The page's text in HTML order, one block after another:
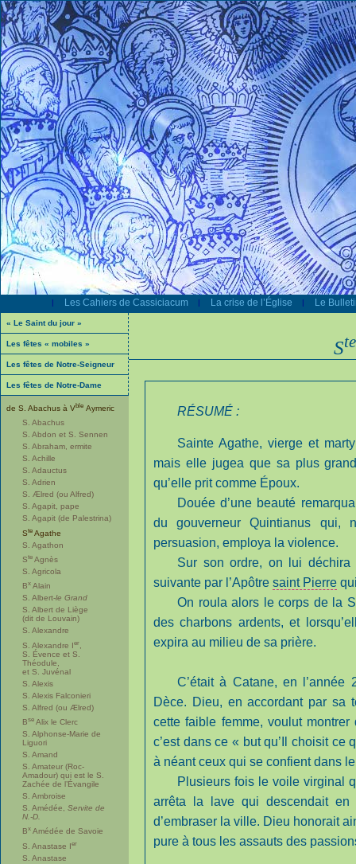
| Les Cahiers de Cassiciacum | La crise de l’Église | Le
« Le Saint du jour »
Les fêtes « mobiles »
Les fêtes de Notre-Seigneur
Les fêtes de Notre-Dame
de S. Abachus à Vble Aymeric
S. Abachus
S. Abdon et S. Sennen
S. Abraham, ermite
S. Achille
S. Adauctus
S. Adrien
S. Ælred (ou Alfred)
S. Agapit, pape
S. Agapit (de Palestrina)
Ste Agathe
S. Agathon
Ste Agnès
S. Agricola
Bx Alain
S. Albert-le Grand
S. Albert de Liège
(dit de Louvain)
S. Alexandre
S. Alexandre Ier
S. Évence et S.
Théodule,
et S. Juvénal
S. Alexis
S. Alexis Falconieri
S. Alfred (ou Ælred)
Bse Alix le Clerc
S. Alphonse-Marie de
Liguori
S. Amand
S. Amateur (Roc-
Amadour) qui est le S.
Zachée de l’Évangile
S. Ambroise
S. Amédée, Servite de
N.-D.
Bx Amédée de Savoie
S. Anastase Ier
S. Anastase
Ste
RÉSUMÉ :
Sainte Agathe, vierge et
mais elle jugea que sa plus
qu’elle prit comme Époux.
Douée d’une beauté
du gouverneur Quintianus
persuasion, employa la violence.
Sur son ordre, on lui
suivante par l’Apôtre saint Pierre
On roula alors le corps de la
des charbons ardents, et
expira au milieu de sa prière.
C’était à Catane, en l’année
Dèce. Dieu, en accordant par sa
cette faible femme, voulut
c’est dans ce « but qu’Il choisit
à néant ceux qui se confient dans
Plusieurs fois le voile virginal
arrêta la lave qui descendait en
d’embraser la ville. Dieu honorait
pure à tous les assauts des